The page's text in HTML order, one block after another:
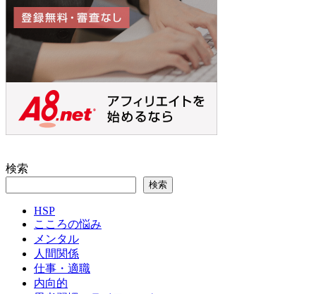
検索
検索
HSP
こころの悩み
メンタル
人間関係
仕事・適職
内向的